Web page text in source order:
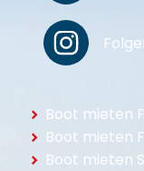
Boot mieten
Boot mieten
Boot mieten